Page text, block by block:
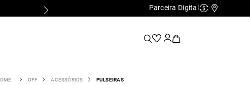
Parceira Digital Cashback
OFF ACESSÓRIOS PULSEIRAS